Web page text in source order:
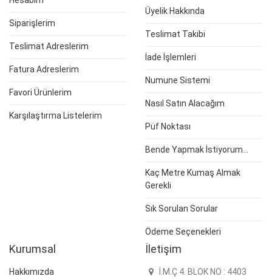
Siparişlerim
Teslimat Adreslerim
Fatura Adreslerim
Favori Ürünlerim
Karşılaştırma Listelerim
Üyelik Hakkında
Teslimat Takibi
İade İşlemleri
Numune Sistemi
Nasıl Satın Alacağım
Püf Noktası
Bende Yapmak İstiyorum...
Kaç Metre Kumaş Almak
Gerekli
Sık Sorulan Sorular
Ödeme Seçenekleri
Kurumsal
Hakkımızda
İletişim
İ.M.Ç 4. BLOK NO : 4403